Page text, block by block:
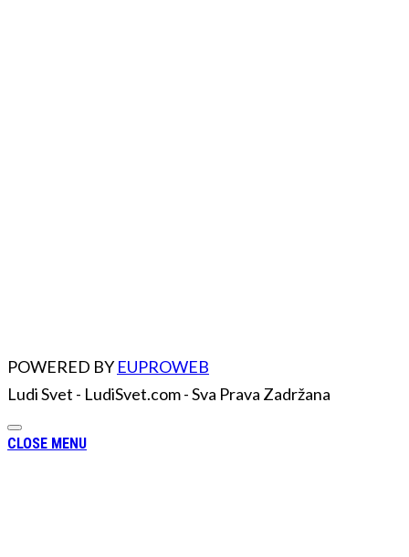
POWERED BYEUPROWEB
Ludi Svet - LudiSvet.com - Sva Prava Zadržana
CLOSE MENU